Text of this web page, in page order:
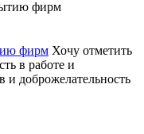
фирм Хочу отметить
в работе и
и доброжелательность